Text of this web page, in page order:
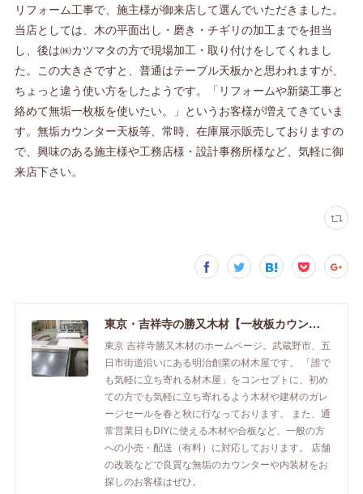
リフォーム工事で、施主様が御来店して選んでいただきました。
当店としては、木の平面出し・磨き・チギリの加工までを担当
し、後は㈱カツマタの方で現場加工・取り付けをしてくれまし
た。この大きさですと、普通はテーブル天板かと思われますが、
ちょっと違う使い方をしたようです。「リフォームや新築工事と
絡めて無垢一枚板を使いたい。」というお客様が増えてきていま
す。無垢カウンター天板等、常時、在庫展示販売しておりますの
で、興味のある施主様や工務店様・設計事務所様など、気軽に御
来店下さい。
東京・吉祥寺の勝又木材【一枚板カウンター】
東京 吉祥寺勝又木材のホームページ。武蔵野市、五
日市街道沿いにある明治創業の材木屋です。 「誰で
も気軽に立ち寄れる材木屋」をコンセプトに、初め
ての方でも気軽に立ち寄れるよう木材や建材のガレ
ージセールを春と秋に行なっております。 また、通
常営業日もDIYに使える木材や合板など、一般の方
への小売・配送（有料）に対応しております。 店舗
の改装などで良質な無垢のカウンターや内装材をお
探しのお客様はぜひ。